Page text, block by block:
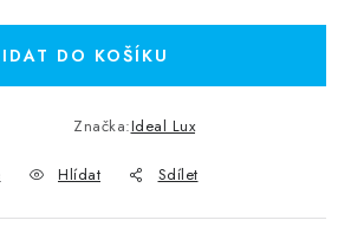
DO KOŠÍKU
Značka:Ideal Lux
Hlídat Sdílet